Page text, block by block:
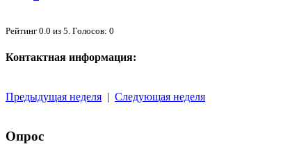
Рейтинг 0.0 из 5 . Голосов: 0
Контактная информация:
Предыдущая неделя | Следующая неделя
Опрос